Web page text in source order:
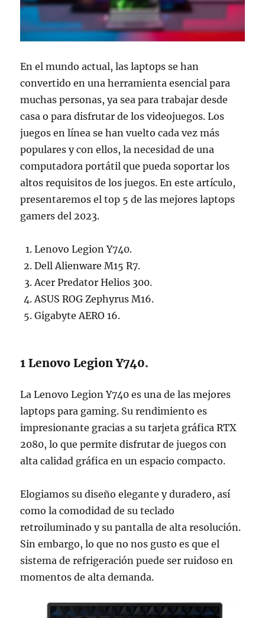
En el mundo actual, las laptops se han
convertido en una herramienta esencial para
muchas personas, ya sea para trabajar desde
casa o para disfrutar de los videojuegos. Los
juegos en línea se han vuelto cada vez más
populares y con ellos, la necesidad de una
computadora portátil que pueda soportar los
altos requisitos de los juegos. En este artículo,
presentaremos el top 5 de las mejores laptops
gamers del 2023.
Lenovo Legion Y740.
Dell Alienware M15 R7.
Acer Predator Helios 300.
ASUS ROG Zephyrus M16.
Gigabyte AERO 16.
1 Lenovo Legion Y740.
La Lenovo Legion Y740 es una de las mejores
laptops para gaming. Su rendimiento es
impresionante gracias a su tarjeta gráfica RTX
2080, lo que permite disfrutar de juegos con
alta calidad gráfica en un espacio compacto.
Elogiamos su diseño elegante y duradero, así
como la comodidad de su teclado
retroiluminado y su pantalla de alta resolución.
Sin embargo, lo que no nos gusto es que el
sistema de refrigeración puede ser ruidoso en
momentos de alta demanda.